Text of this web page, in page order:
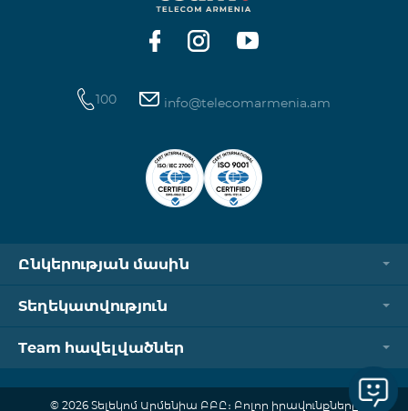
100 info@telecomarmenia.am
Ընկերության մասին
Տեղեկատվություն
Team հավելվածներ
© 2026 Տելեկոմ Արմենիա ԲԲԸ։ Բոլոր իրավունքները